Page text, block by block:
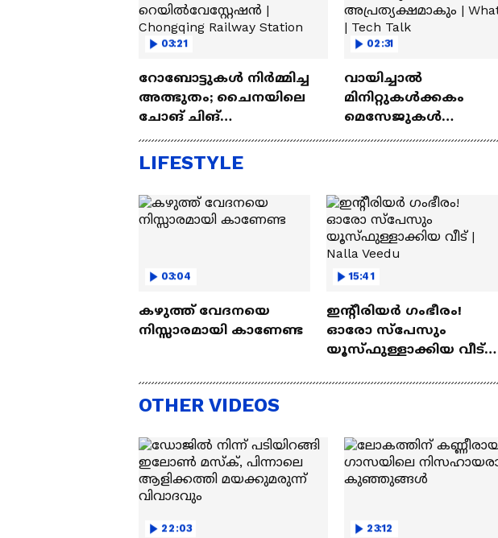
03:21
റോബോട്ടുകൾ നിർമ്മിച്ച
അത്ഭുതം; ചൈനയിലെ
ചോങ് ചിങ്
Chongqing Railway Station
02:31
വായിച്ചാൽ
മിനിറ്റുകൾക്കകം
മെസേജുകള്‍
LIFESTYLE
03:04
കഴുത്ത് വേദനയെ
നിസ്സാരമായി കാണേണ്ട
15:41
ഇന്റീരിയർ ഗംഭീരം!
ഓരോ സ്‌പേസും
യൂസ്ഫുള്ളാക്കിയ വീട് |
OTHER VIDEOS
22:03 23:12